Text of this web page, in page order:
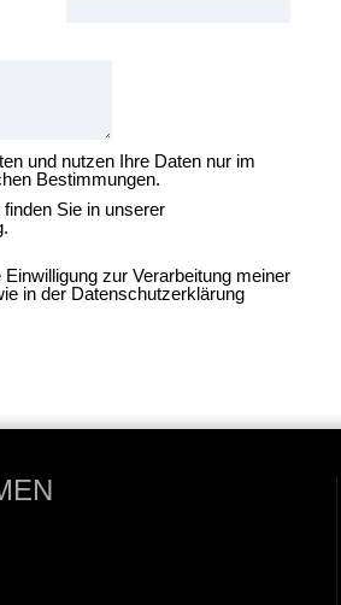
und nutzen Ihre Daten nur im
Bestimmungen.
Sie in unserer
.
in der Datenschutzerklärung